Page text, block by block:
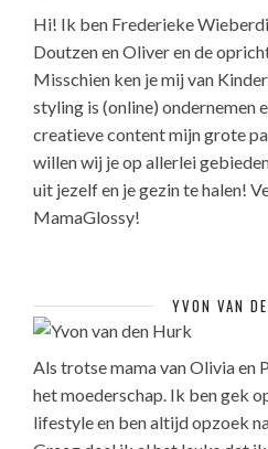
Hi! Ik ben Frederieke
Doutzen en Oliver en de
Misschien ken je mij van
styling is (online) ondernemen
creatieve content mijn grote
willen wij je op allerlei
uit jezelf en je gezin te halen!
MamaGlossy!
YVON VAN
Als trotse mama van Olivia en
het moederschap. Ik ben gek
lifestyle en ben altijd opzoek